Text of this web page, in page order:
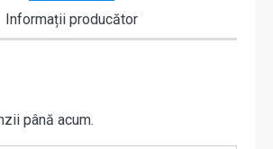
Informații producător
până acum.